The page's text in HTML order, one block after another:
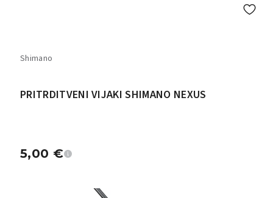
Shimano
PRITRDITVENI VIJAKI SHIMANO NEXUS
5,00 €